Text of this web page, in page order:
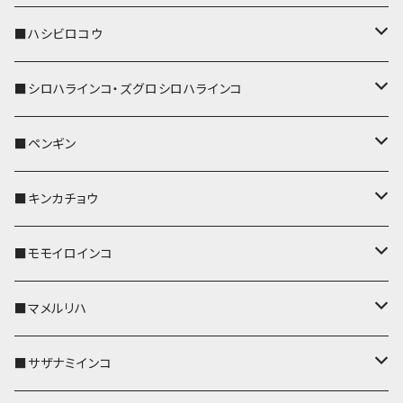
ストラップ付
キーケース
名刺入れ・カードケース
コインケース
メガネケース
ポシェット・バッグ
帆布・デニム
KONBU
Apple Watchバンド
ポーチ
リールのみ
ストラップ付
キーケース
名刺入れ・カードケース
メガネケース
IDカードホルダー
ポシェット・バッグ
帆布・デニム
KONBU
ポーチ
コインケース
IDカードホルダー
リール付きストラップ
リールのみ
ストラップ付
キーケース
名刺入れ・カードケース
ポシェット・バッグ
帆布・デニム
KONBU
ポーチ
コインケース
パスケース
リール付きストラップ
リールのみ
ストラップ付
メガネケース
コインケース
IDカードホルダー
ポーチ
ポシェット・バッグ
キーホルダー
パスケース
リール付きストラップ
リールのみ
ストラップ付
IDカードホルダー
メガネケース
コインケース
ポシェット・バッグ
キーカバー
キーホルダー
パスケース
IDカードホルダー
リール付きストラップ
リールのみ
ストラップ付
キーケース
メガネケース
■ハシビロコウ
キーカバー
キーホルダー
リール付きストラップ
リールのみ
ストラップ付
レザートレイ
パスケース
IDカードホルダー
■シロハラインコ・ズグロシロハラインコ
キーカバー
キーホルダー
リール付きストラップ
リールのみ
ストラップ付
パスケース
IDカードホルダー
■ペンギン
キーカバー
キーホルダー
パスケース
リール付きストラップ
■キンカチョウ
キーカバー
AppleWatchバンド
キーホルダー・チャーム
■モモイロインコ
キーカバー
キーホルダー
■マメルリハ
レザートレイ
■サザナミインコ